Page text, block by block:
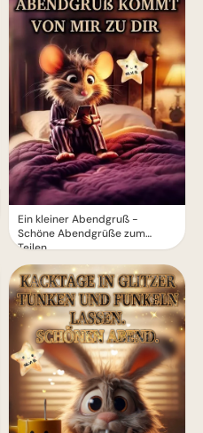
Ein kleiner Abendgruß -
Schöne Abendgrüße zum
Teilen